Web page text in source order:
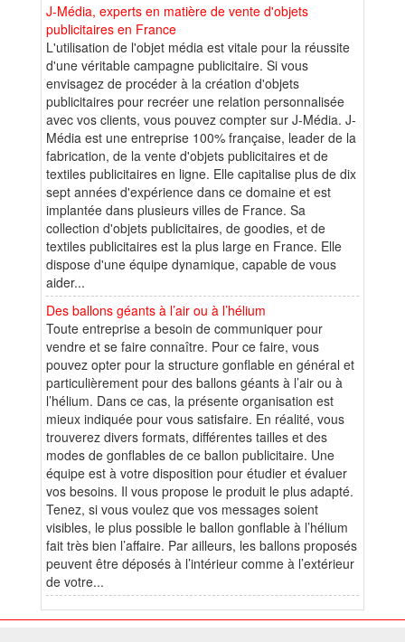
J-Média, experts en matière de vente d'objets
publicitaires en France
L'utilisation de l'objet média est vitale pour la réussite
d'une véritable campagne publicitaire. Si vous
envisagez de procéder à la création d'objets
publicitaires pour recréer une relation personnalisée
avec vos clients, vous pouvez compter sur J-Média. J-
Média est une entreprise 100% française, leader de la
fabrication, de la vente d'objets publicitaires et de
textiles publicitaires en ligne. Elle capitalise plus de dix
sept années d'expérience dans ce domaine et est
implantée dans plusieurs villes de France. Sa
collection d'objets publicitaires, de goodies, et de
textiles publicitaires est la plus large en France. Elle
dispose d'une équipe dynamique, capable de vous
aider...
Des ballons géants à l’air ou à l’hélium
Toute entreprise a besoin de communiquer pour
vendre et se faire connaître. Pour ce faire, vous
pouvez opter pour la structure gonflable en général et
particulièrement pour des ballons géants à l’air ou à
l’hélium. Dans ce cas, la présente organisation est
mieux indiquée pour vous satisfaire. En réalité, vous
trouverez divers formats, différentes tailles et des
modes de gonflables de ce ballon publicitaire. Une
équipe est à votre disposition pour étudier et évaluer
vos besoins. Il vous propose le produit le plus adapté.
Tenez, si vous voulez que vos messages soient
visibles, le plus possible le ballon gonflable à l’hélium
fait très bien l’affaire. Par ailleurs, les ballons proposés
peuvent être déposés à l’intérieur comme à l’extérieur
de votre...